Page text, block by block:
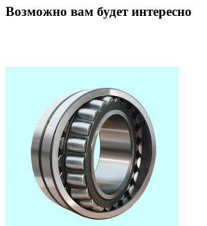
Возможно вам будет интересно